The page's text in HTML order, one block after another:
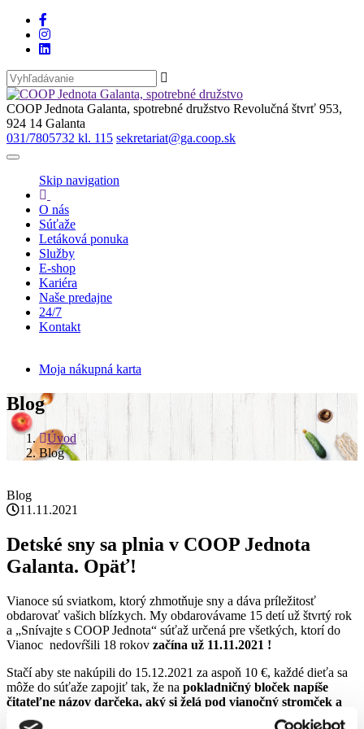
COOP Jednota Galanta, spotrebné družstvo Revolučná štvrť 953,
924 14 Galanta
031/7805732 kl. 115 sekretariat@ga.coop.sk
Skip navigation
O nás
Súťaže
Letáková ponuka
Služby
E-shop
Kariéra
Naše predajne
24/7
Kontakt
Moja nákupná karta
Blog
Úvod
Blog
Blog
11.11.2021
Detské sny sa plnia v COOP Jednota
Galanta. Opäť!
Vianoce sú sviatkom, ktorý zhmotňuje sny a dáva príležitosť
obdarovať vašich blízkych. My obdarovávame 15 detí už štvrtý rok
a „Snívajte s COOP Jednota“ súťaž určená pre všetkých, ktorí do
Vianoc nedovŕšili 18 rokov začína už 11.11.2021 !
Stačí aby ste nakúpili do 15.12.2021 za aspoň 10 €, každé dieťa sa
môže do súťaže zapojiť tak, že na pokladničný bloček napíše
čitateľne názov darčeka, aký si želá pod vianočný stromček a
kontaktné údaje v tvare: Meno a priezvisko, vek, obec (kde